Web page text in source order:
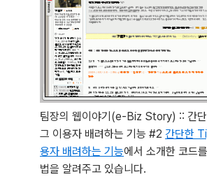
팀장의 웹이야기(e-Biz Story) :: 간
그 이용자 배려하는 기능 #2 간단한
용자 배려하는 기능에서 소개한 코드
법을 알려주고 있습니다.